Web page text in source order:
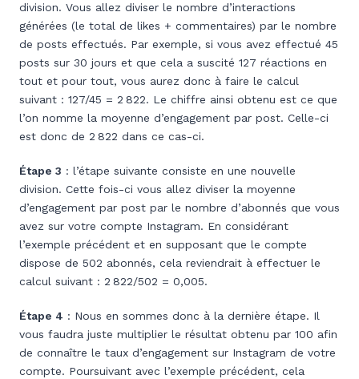
division. Vous allez diviser le nombre d’interactions
générées (le total de likes + commentaires) par le nombre
de posts effectués. Par exemple, si vous avez effectué 45
posts sur 30 jours et que cela a suscité 127 réactions en
tout et pour tout, vous aurez donc à faire le calcul
suivant : 127/45 = 2 822. Le chiffre ainsi obtenu est ce que
l’on nomme la moyenne d’engagement par post. Celle-ci
est donc de 2 822 dans ce cas-ci.
Étape 3 : l’étape suivante consiste en une nouvelle
division. Cette fois-ci vous allez diviser la moyenne
d’engagement par post par le nombre d’abonnés que vous
avez sur votre compte Instagram. En considérant
l’exemple précédent et en supposant que le compte
dispose de 502 abonnés, cela reviendrait à effectuer le
calcul suivant : 2 822/502 = 0,005.
Étape 4 : Nous en sommes donc à la dernière étape. Il
vous faudra juste multiplier le résultat obtenu par 100 afin
de connaître le taux d’engagement sur Instagram de votre
compte. Poursuivant avec l’exemple précédent, cela